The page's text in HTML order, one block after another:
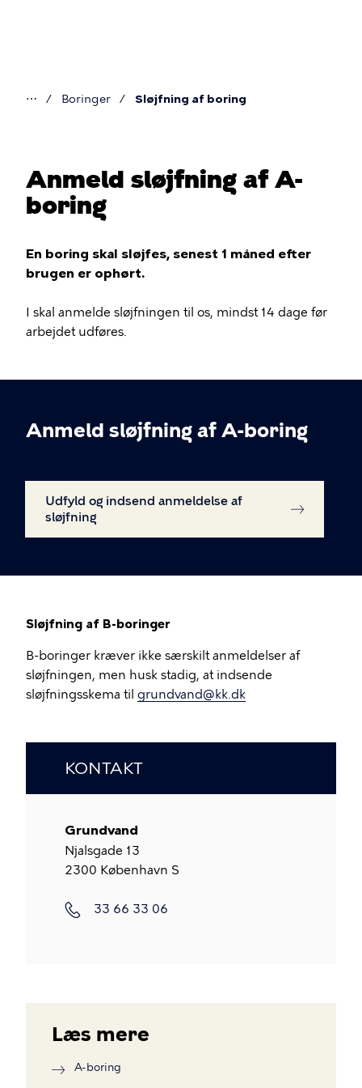
her
⋯ Boringer Sløjfning af boring
Anmeld sløjfning af A-
boring
En boring skal sløjfes, senest 1 måned efter
brugen er ophørt.
I skal anmelde sløjfningen til os, mindst 14 dage før
arbejdet udføres.
Anmeld sløjfning af A-boring
Udfyld og indsend anmeldelse af
sløjfning
Sløjfning af B-boringer
B-boringer kræver ikke særskilt anmeldelser af
sløjfningen, men husk stadig, at indsende
sløjfningsskema til grundvand@kk.dk
KONTAKT
Grundvand
Njalsgade 13
2300 København S
Telefon
33 66 33 06
Læs mere
A-boring